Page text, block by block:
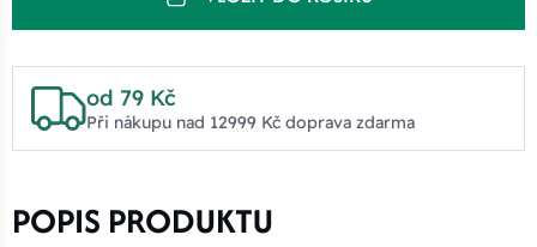
od 79 Kč
Při nákupu nad 12999 Kč doprava zdarma
POPIS PRODUKTU